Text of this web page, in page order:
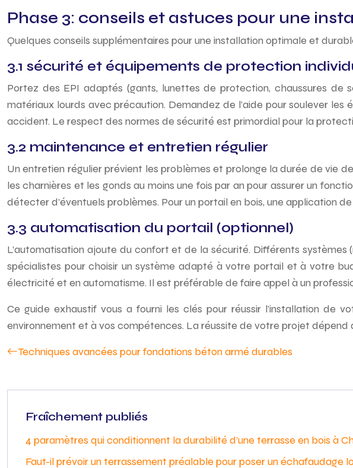
Phase 3: conseils et astuces pour une
Quelques conseils supplémentaires pour une installation optimale et
3.1 sécurité et équipements de protection
Portez des EPI adaptés (gants, lunettes de protection, chaussures
matériaux lourds avec précaution. Demandez de l’aide pour soulever
accident. Le respect des normes de sécurité est primordial pour la
3.2 maintenance et entretien régulier
Un entretien régulier prévient les problèmes et prolonge la durée de vie
les charnières et les gonds au moins une fois par an pour assurer un
détecter d’éventuels problèmes. Pour un portail en bois, une application
3.3 automatisation du portail (optionnel)
L’automatisation ajoute du confort et de la sécurité. Différents
spécialistes pour choisir un système adapté à votre portail et à votre
électricité et en automatisme. Il est préférable de faire appel à un
Ce guide exhaustif vous a fourni les clés pour réussir l’installation de
environnement et à vos compétences. La réussite de votre projet dépend
Techniques avancées pour fondations béton armé durables
Fraîchement publiés
4 paramètres qui conditionnent la durabilité d’une terrasse en bois à
Faut-il prévoir un terrassement préalable pour poser un échafaudage